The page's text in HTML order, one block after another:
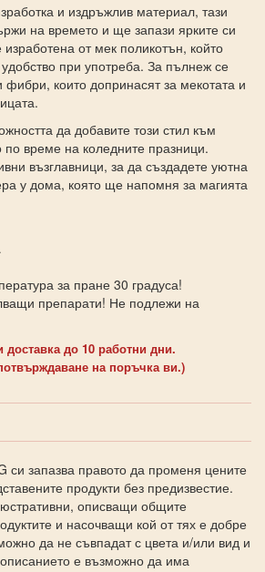
и издръжлив материал, тази
на времето и ще запази ярките си
от мек поликотън, който
при употреба. За пълнеж се
фибри, които допринасят за мекотата и
да добавите този стил към
време на коледните празници.
възглавници, за да създадете уютна
у дома, която ще напомня за магията
за пране 30 градуса!
препарати! Не подлежи на
доставка до 10 работни дни.
на поръчка ви.)
си запазва правото да променя цените
продукти без предизвестие.
описващи общите
и насочващи кой от тях е добре
да не съвпадат с цвета и/или вид и
е възможно да има